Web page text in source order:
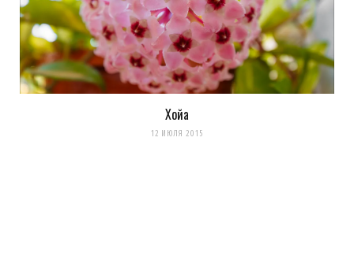
Хойа
12 ИЮЛЯ 2015